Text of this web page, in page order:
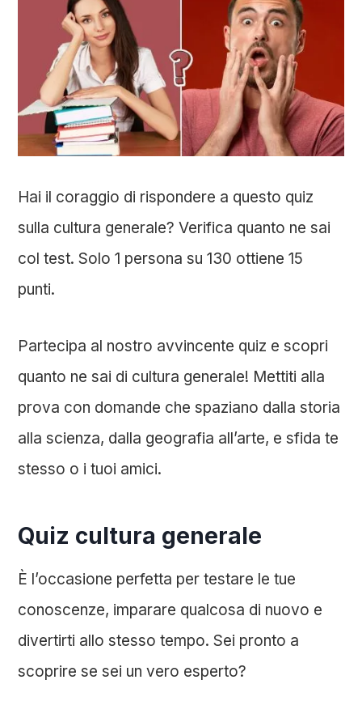
Hai il coraggio di rispondere a questo quiz
sulla cultura generale? Verifica quanto ne sai
col test. Solo 1 persona su 130 ottiene 15
punti.
Partecipa al nostro avvincente quiz e scopri
quanto ne sai di cultura generale! Mettiti alla
prova con domande che spaziano dalla storia
alla scienza, dalla geografia all’arte, e sfida te
stesso o i tuoi amici.
Quiz cultura generale
È l’occasione perfetta per testare le tue
conoscenze, imparare qualcosa di nuovo e
divertirti allo stesso tempo. Sei pronto a
scoprire se sei un vero esperto?